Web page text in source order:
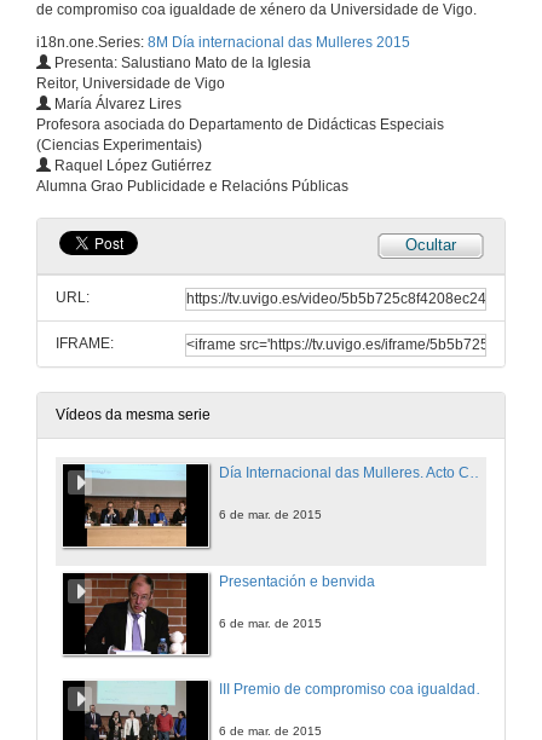
de compromiso coa igualdade de xénero da Universidade de Vigo.
i18n.one.Series: 8M Día internacional das Mulleres 2015
Presenta: Salustiano Mato de la Iglesia
Reitor, Universidade de Vigo
María Álvarez Lires
Profesora asociada do Departamento de Didácticas Especiais
(Ciencias Experimentais)
Raquel López Gutiérrez
Alumna Grao Publicidade e Relacións Públicas
Ocultar
URL:
IFRAME:
Vídeos da mesma serie
Día Internacional das Mulleres. Acto Completo
6 de mar. de 2015
Presentación e benvida
6 de mar. de 2015
III Premio de compromiso coa igualdade de xénero da Universidade de Vigo Uviguala 2015
6 de mar. de 2015